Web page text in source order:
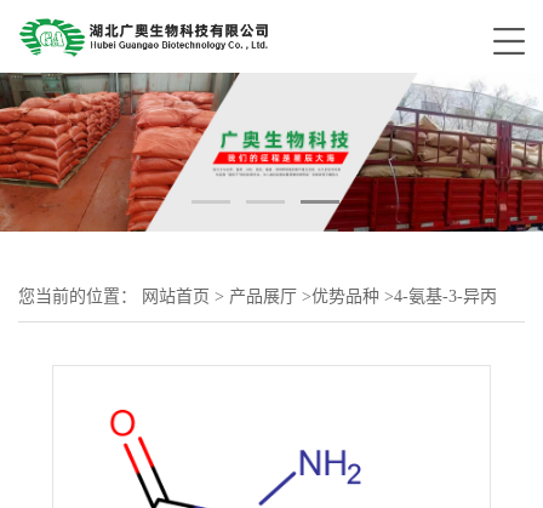
您当前的位置： 网站首页 > 产品展厅 >优势品种 >4-氨基-3-异丙